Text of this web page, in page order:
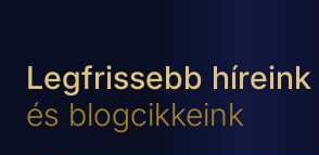
Legfrissebb híreink
és blogcikkeink